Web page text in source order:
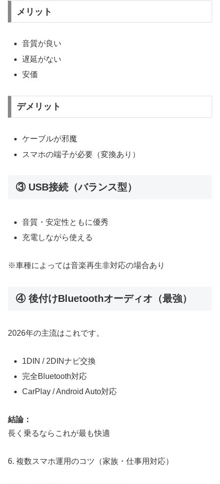
メリット
音質が良い
遅延がない
安価
デメリット
ケーブルが邪魔
スマホの端子が必要（変換あり）
③ USB接続（バランス型）
音質・安定性ともに優秀
充電しながら使える
※車種によっては音楽再生非対応の場合あり
④ 後付けBluetoothオーディオ（最強）
2026年の主流はこれです。
1DIN / 2DINナビ交換
完全Bluetooth対応
CarPlay / Android Auto対応
結論：
長く乗るならこれが最も快適
6. 複数スマホ運用のコツ（家族・仕事用対応）